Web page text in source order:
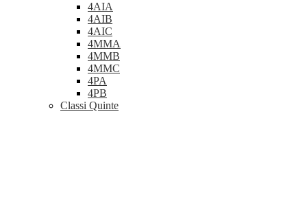
4AIA
4AIB
4AIC
4MMA
4MMB
4MMC
4PA
4PB
Classi Quinte